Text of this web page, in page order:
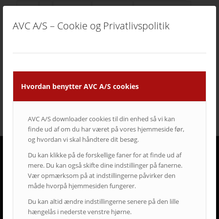
AVC A/S – Cookie og Privatlivspolitik
Hvordan benytter AVC A/S cookies
AVC A/S downloader cookies til din enhed så vi kan
finde ud af om du har været på vores hjemmeside før,
og hvordan vi skal håndtere dit besøg.
Du kan klikke på de forskellige faner for at finde ud af
mere. Du kan også skifte dine indstillinger på fanerne.
Vær opmærksom på at indstillingerne påvirker den
måde hvorpå hjemmesiden fungerer.
Du kan altid ændre indstillingerne senere på den lille
hængelås i nederste venstre hjørne.
hotel i3 infoskærme interaktivitet
interaktiv projektor
kirke
konferencelokaler Landscape laserprojektor
undervisning
videokonference yealink
DERFOR SKAL AVC VÆRE DIN LEVERANDØR
• Vi går all in på en god dialog og et godt samarbejde.
• Vi lytter og har fokus på din virksomhed og Jeres behov.
• Vi er AV-begejstrede og innovative.
• Vi er udviklings- og kvalitetsorienterede.